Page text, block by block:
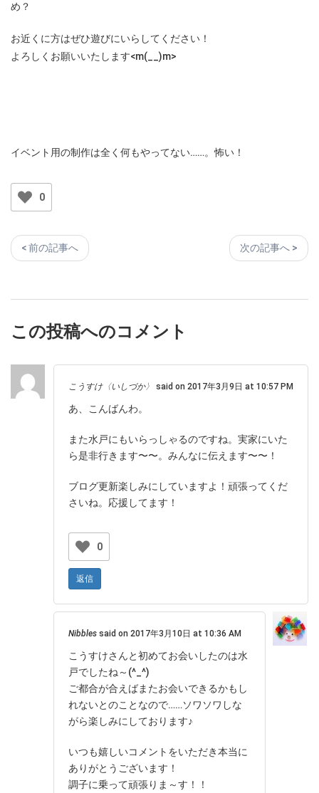
め？
お近くに方はぜひ遊びにいらしてください！
よろしくお願いいたします<m(__)m>
イベント用の制作は全く何もやってない……。怖い！
0
< 前の記事へ 次の記事へ >
この投稿へのコメント
こうすけ〈いしづか〉 said on 2017年3月9日 at 10:57 PM
あ、こんばんわ。
また水戸にもいらっしゃるのですね。実家にいた
ら是非行きます〜〜。みんなに伝えます〜〜！
ブログ更新楽しみにしていますよ！頑張ってくだ
さいね。応援してます！
0
返信
Nibbles said on 2017年3月10日 at 10:36 AM
こうすけさんと初めてお会いしたのは水
戸でしたね～(^_^)
ご都合が合えばまたお会いできるかもし
れないとのことなので……ソワソワしな
がら楽しみにしております♪
いつも嬉しいコメントをいただき本当に
ありがとうございます！
調子に乗って頑張りま～す！！